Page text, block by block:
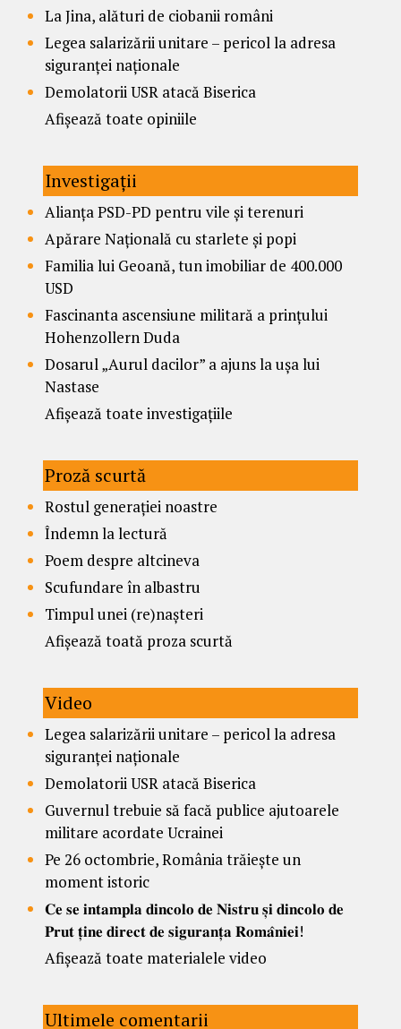
La Jina, alături de ciobanii români
Legea salarizării unitare – pericol la adresa
siguranței naționale
Demolatorii USR atacă Biserica
Afișează toate opiniile
Investigații
Alianța PSD-PD pentru vile și terenuri
Apărare Națională cu starlete și popi
Familia lui Geoană, tun imobiliar de 400.000
USD
Fascinanta ascensiune militară a prințului
Hohenzollern Duda
Dosarul „Aurul dacilor” a ajuns la ușa lui
Nastase
Afișează toate investigațiile
Proză scurtă
Rostul generației noastre
Îndemn la lectură
Poem despre altcineva
Scufundare în albastru
Timpul unei (re)nașteri
Afișează toată proza scurtă
Video
Legea salarizării unitare – pericol la adresa
siguranței naționale
Demolatorii USR atacă Biserica
Guvernul trebuie să facă publice ajutoarele
militare acordate Ucrainei
Pe 26 octombrie, România trăiește un
moment istoric
𝐂𝐞 𝐬𝐞 𝐢𝐧𝐭𝐚𝐦𝐩𝐥𝐚 𝐝𝐢𝐧𝐜𝐨𝐥𝐨 𝐝𝐞 𝐍𝐢𝐬𝐭𝐫𝐮 𝐬̦𝐢 𝐝𝐢𝐧𝐜𝐨𝐥𝐨 𝐝𝐞
𝐏𝐫𝐮𝐭 𝐭̦𝐢𝐧𝐞 𝐝𝐢𝐫𝐞𝐜𝐭 𝐝𝐞 𝐬𝐢𝐠𝐮𝐫𝐚𝐧𝐭̦𝐚 𝐑𝐨𝐦𝐚̂𝐧𝐢𝐞𝐢!
Afișează toate materialele video
Ultimele comentarii